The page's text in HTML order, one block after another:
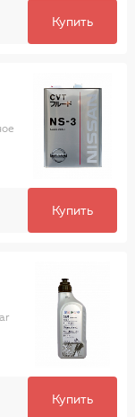
Купить
Купить
Купить